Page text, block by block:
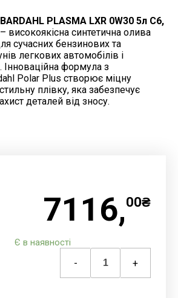
PLASMA LXR 0W30 5л C6,
високоякісна синтетична олива
сучасних бензинових та
легкових автомобілів і
Інноваційна формула з
Polar Plus створює міцну
плівку, яка забезпечує
деталей від зносу.
7116,00₴
Є в наявності
- +